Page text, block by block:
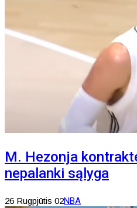
M. Hezonja
nepalanki sąlyga
26 Rugpjūtis 02NBA